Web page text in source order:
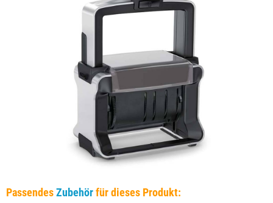
PassendesZubehörfür dieses Produkt: